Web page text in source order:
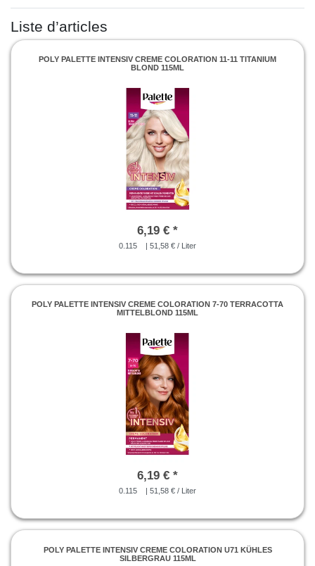
Liste d’articles
POLY PALETTE INTENSIV CREME COLORATION 11-11 TITANIUM
BLOND 115ML
6,19 € *
0.115 | 51,58 € / Liter
POLY PALETTE INTENSIV CREME COLORATION 7-70 TERRACOTTA
MITTELBLOND 115ML
6,19 € *
0.115 | 51,58 € / Liter
POLY PALETTE INTENSIV CREME COLORATION U71 KÜHLES
SILBERGRAU 115ML